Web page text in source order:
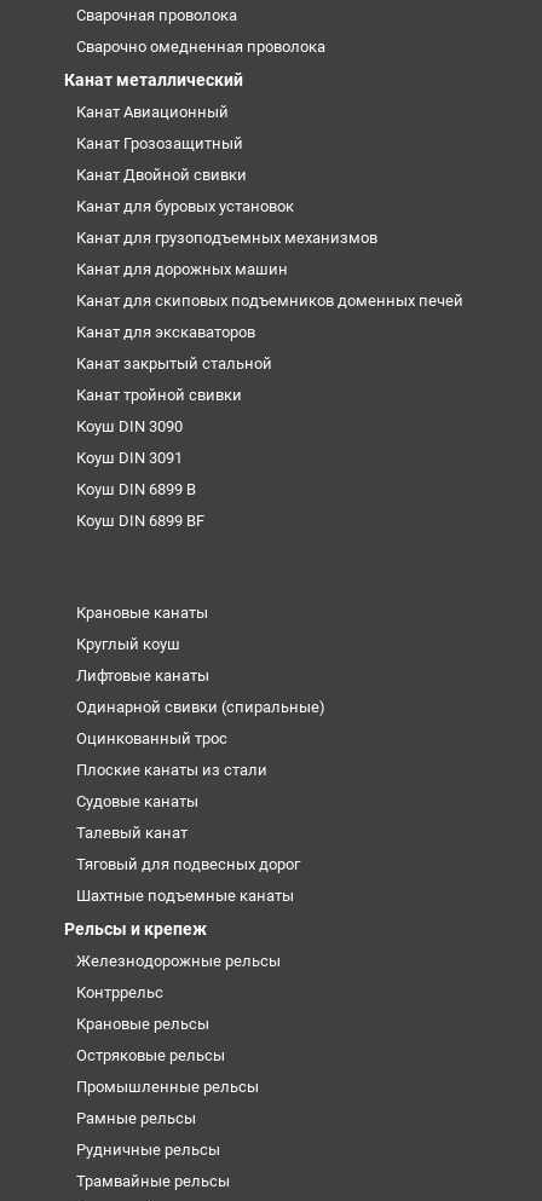
Сварочная проволока
Сварочно омедненная проволока
Канат металлический
Канат Авиационный
Канат Грозозащитный
Канат Двойной свивки
Канат для буровых установок
Канат для грузоподъемных механизмов
Канат для дорожных машин
Канат для скиповых подъемников доменных печей
Канат для экскаваторов
Канат закрытый стальной
Канат тройной свивки
Коуш DIN 3090
Коуш DIN 3091
Коуш DIN 6899 B
Коуш DIN 6899 BF
Крановые канаты
Круглый коуш
Лифтовые канаты
Одинарной свивки (спиральные)
Оцинкованный трос
Плоские канаты из стали
Судовые канаты
Талевый канат
Тяговый для подвесных дорог
Шахтные подъемные канаты
Рельсы и крепеж
Железнодорожные рельсы
Контррельс
Крановые рельсы
Остряковые рельсы
Промышленные рельсы
Рамные рельсы
Рудничные рельсы
Трамвайные рельсы